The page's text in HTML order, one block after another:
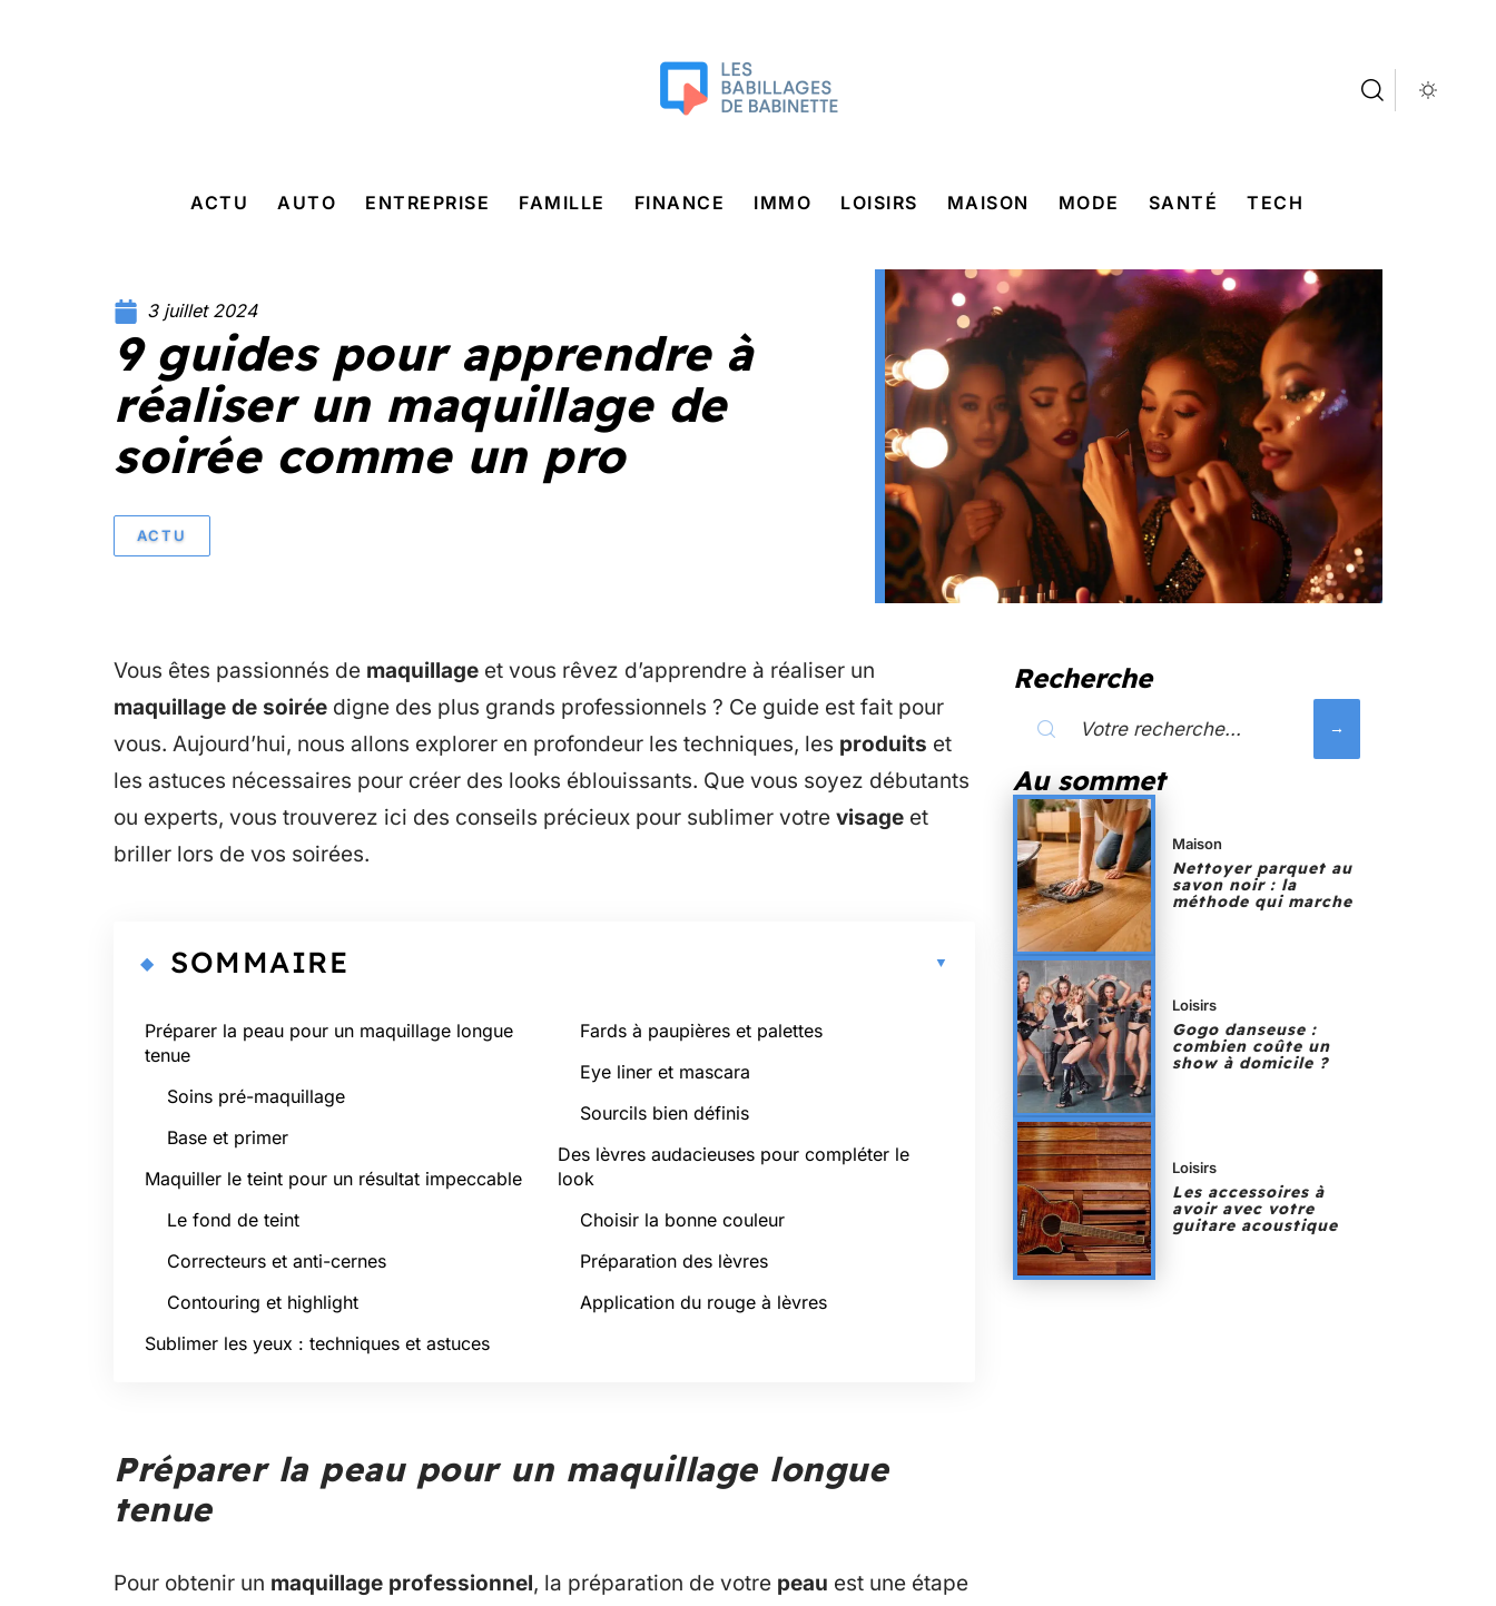
ACTU AUTO ENTREPRISE FAMILLE FINANCE IMMO LOISIRS MAISON MODE SANTÉ TECH
3 juillet 2024
9 guides pour apprendre à
réaliser un maquillage de
soirée comme un pro
ACTU
Vous êtes passionnés de maquillage et vous rêvez d’apprendre à réaliser un
maquillage de soirée digne des plus grands professionnels ? Ce guide est fait pour
vous. Aujourd’hui, nous allons explorer en profondeur les techniques, les produits et
les astuces nécessaires pour créer des looks éblouissants. Que vous soyez débutants
ou experts, vous trouverez ici des conseils précieux pour sublimer votre visage et
briller lors de vos soirées.
SOMMAIRE
Préparer la peau pour un maquillage longue
tenue
Soins pré-maquillage
Base et primer
Maquiller le teint pour un résultat impeccable
Le fond de teint
Correcteurs et anti-cernes
Contouring et highlight
Sublimer les yeux : techniques et astuces
Fards à paupières et palettes
Eye liner et mascara
Sourcils bien définis
Des lèvres audacieuses pour compléter le
look
Choisir la bonne couleur
Préparation des lèvres
Application du rouge à lèvres
Préparer la peau pour un maquillage longue
tenue
Pour obtenir un maquillage professionnel, la préparation de votre peau est une étape
Recherche
Au sommet
Maison
Nettoyer parquet au
savon noir : la
méthode qui marche
Loisirs
Gogo danseuse :
combien coûte un
show à domicile ?
Loisirs
Les accessoires à
avoir avec votre
guitare acoustique